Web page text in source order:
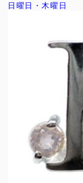
日曜日・木曜日